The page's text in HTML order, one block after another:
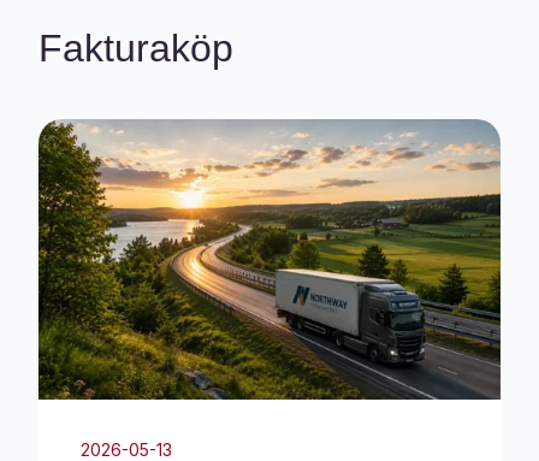
Fakturaköp
2026-05-13